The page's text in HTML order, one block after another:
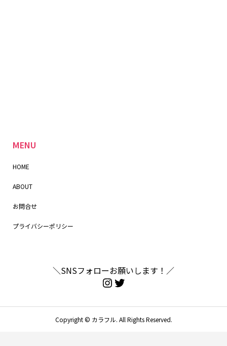
MENU
HOME
ABOUT
お問合せ
プライバシーポリシー
＼SNSフォローお願いします！／
Copyright © カラフル. All Rights Reserved.